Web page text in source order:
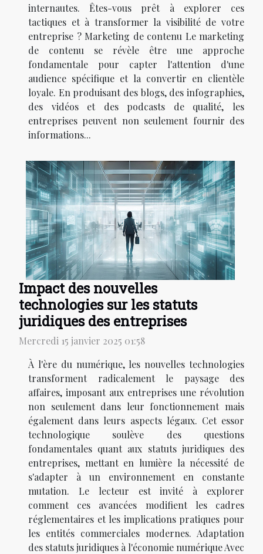
internautes. Êtes-vous prêt à explorer ces
tactiques et à transformer la visibilité de votre
entreprise ? Marketing de contenu Le marketing
de contenu se révèle être une approche
fondamentale pour capter l'attention d'une
audience spécifique et la convertir en clientèle
loyale. En produisant des blogs, des infographies,
des vidéos et des podcasts de qualité, les
entreprises peuvent non seulement fournir des
informations...
Impact des nouvelles
technologies sur les statuts
juridiques des entreprises
Mercredi 15 janvier 2025 01:58
À l'ère du numérique, les nouvelles technologies
transforment radicalement le paysage des
affaires, imposant aux entreprises une révolution
non seulement dans leur fonctionnement mais
également dans leurs aspects légaux. Cet essor
technologique soulève des questions
fondamentales quant aux statuts juridiques des
entreprises, mettant en lumière la nécessité de
s'adapter à un environnement en constante
mutation. Le lecteur est invité à explorer
comment ces avancées modifient les cadres
réglementaires et les implications pratiques pour
les entités commerciales modernes. Adaptation
des statuts juridiques à l'économie numérique Avec